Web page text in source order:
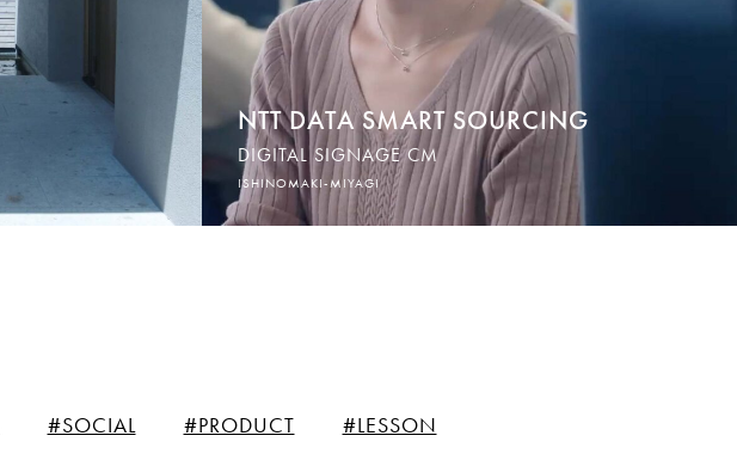
NTT DATA SMART SOURCING
DIGITAL SIGNAGE CM
ISHINOMAKI-MIYAGI
#SOCIAL #PRODUCT #LESSON